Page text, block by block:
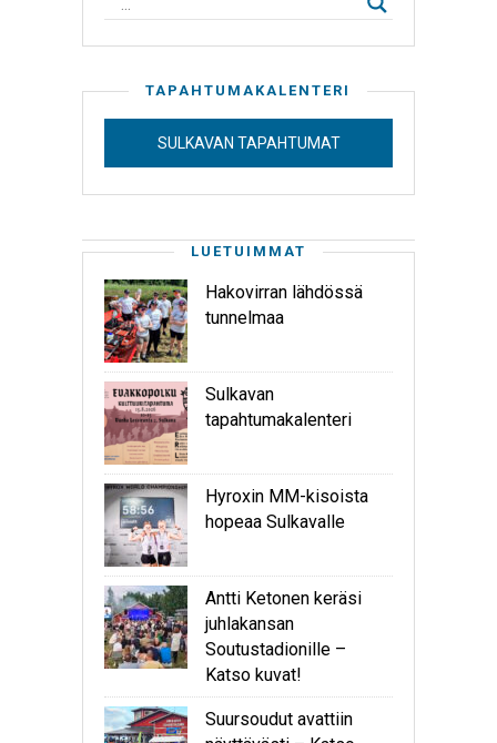
TAPAHTUMAKALENTERI
SULKAVAN TAPAHTUMAT
LUETUIMMAT
Hakovirran lähdössä
tunnelmaa
Sulkavan
tapahtumakalenteri
Hyroxin MM-kisoista
hopeaa Sulkavalle
Antti Ketonen keräsi
juhlakansan
Soutustadionille –
Katso kuvat!
Suursoudut avattiin